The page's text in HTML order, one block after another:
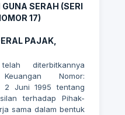
SERAH (SERI
17)
PAJAK,
diterbitkannya
Nomor:
2 Juni 1995 tentang
terhadap Pihak-
sama dalam bentuk